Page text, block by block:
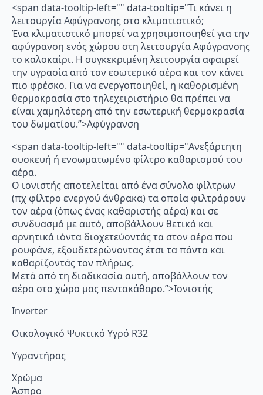
<span data-tooltip-left="" data-tooltip="Τι κάνει η
λειτουργία Αφύγρανσης στο κλιματιστικό;
Ένα κλιματιστικό μπορεί να χρησιμοποιηθεί για την
αφύγρανση ενός χώρου στη λειτουργία Αφύγρανσης
το καλοκαίρι. Η συγκεκριμένη λειτουργία αφαιρεί
την υγρασία από τον εσωτερικό αέρα και τον κάνει
πιο φρέσκο. Για να ενεργοποιηθεί, η καθορισμένη
θερμοκρασία στο τηλεχειριστήριο θα πρέπει να
είναι χαμηλότερη από την εσωτερική θερμοκρασία
του δωματίου.”>Αφύγρανση
<span data-tooltip-left="" data-tooltip="Ανεξάρτητη
συσκευή ή ενσωματωμένο φίλτρο καθαρισμού του
αέρα.
Ο ιονιστής αποτελείται από ένα σύνολο φίλτρων
(πχ φίλτρο ενεργού άνθρακα) τα οποία φιλτράρουν
τον αέρα (όπως ένας καθαριστής αέρα) και σε
συνδυασμό με αυτό, αποβάλλουν θετικά και
αρνητικά ιόντα διοχετεύοντάς τα στον αέρα που
ρουφάνε, εξουδετερώνοντας έτσι τα πάντα και
καθαρίζοντάς τον πλήρως.
Μετά από τη διαδικασία αυτή, αποβάλλουν τον
αέρα στο χώρο μας πεντακάθαρο.”>Ιονιστής
Inverter
Οικολογικό Ψυκτικό Υγρό R32
Υγραντήρας
Χρώμα
Άσπρο